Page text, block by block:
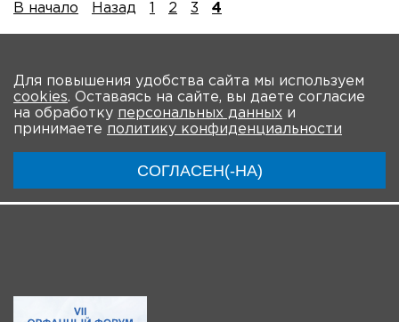
В начало Назад 1 2 3 4
Для повышения удобства сайта мы используем
cookies. Оставаясь на сайте, вы даете согласие
на обработку персональных данных и
принимаете политику конфиденциальности
СОГЛАСЕН(-НА)
О мероприятии Новости Общая информация
Инструкции